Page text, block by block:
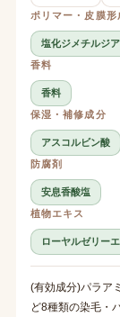
ポリマー・皮膜形
塩化ジメチルジ
香料
香料
保湿・補修成分
アスコルビン酸
防腐剤
安息香酸塩
植物エキス
ローヤルゼリー
(有効成分)パラア
ど8種類の染毛・